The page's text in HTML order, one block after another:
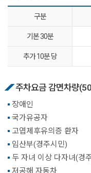
구분
기본 30분
추가 10분 당
주차요금 감면차량
장애인
국가유공자
고엽제후유의증 환자
임산부(경주시민)
두 자녀 이상 다자녀(경
저공해 자동차